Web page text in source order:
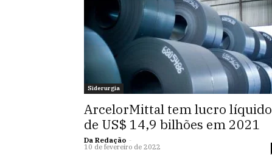
Siderurgia
ArcelorMittal tem lucro líquido
de US$ 14,9 bilhões em 2021
Da Redação -
10 de fevereiro de 2022